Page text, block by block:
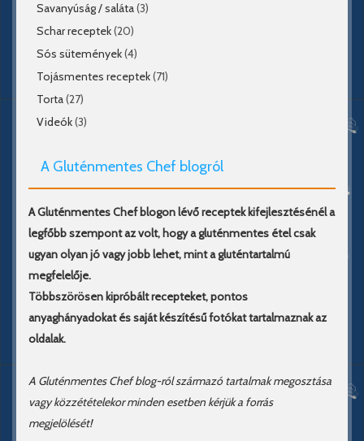
Savanyúság / saláta(3)
Schar receptek(20)
Sós sütemények(4)
Tojásmentes receptek(71)
Torta(27)
Videók(3)
A Gluténmentes Chef blogról
A Gluténmentes Chef blogon lévő receptek kifejlesztésénél a
legfőbb szempont az volt, hogy a gluténmentes étel csak
ugyan olyan jó vagy jobb lehet, mint a gluténtartalmú
megfelelője.
Többszörösen kipróbált recepteket, pontos
anyaghányadokat és saját készítésű fotókat tartalmaznak az
oldalak.
A Gluténmentes Chef blog-ról származó tartalmak megosztása
vagy közzétételekor minden esetben kérjük a forrás
megjelölését!